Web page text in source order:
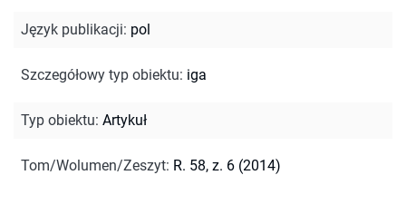
Język publikacji: pol
Szczegółowy typ obiektu: iga
Typ obiektu: Artykuł
Tom/Wolumen/Zeszyt: R. 58, z. 6 (2014)